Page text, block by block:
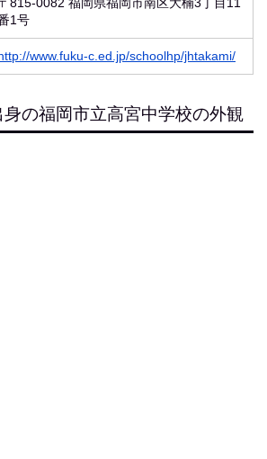
815-0082 福岡県福岡市南区大楠3丁目11
1号
www.fuku-c.ed.jp/schoolhp/jhtakami/
の福岡市立高宮中学校の外観